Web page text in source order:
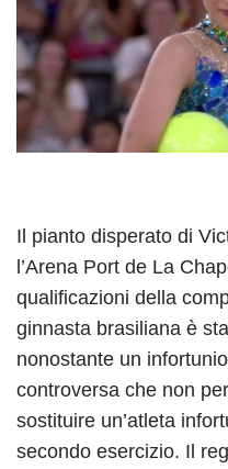
Il pianto disperato di
l’Arena Port de La
qualificazioni della
ginnasta brasiliana è
nonostante un
controversa che non
sostituire un’atleta
secondo esercizio. Il